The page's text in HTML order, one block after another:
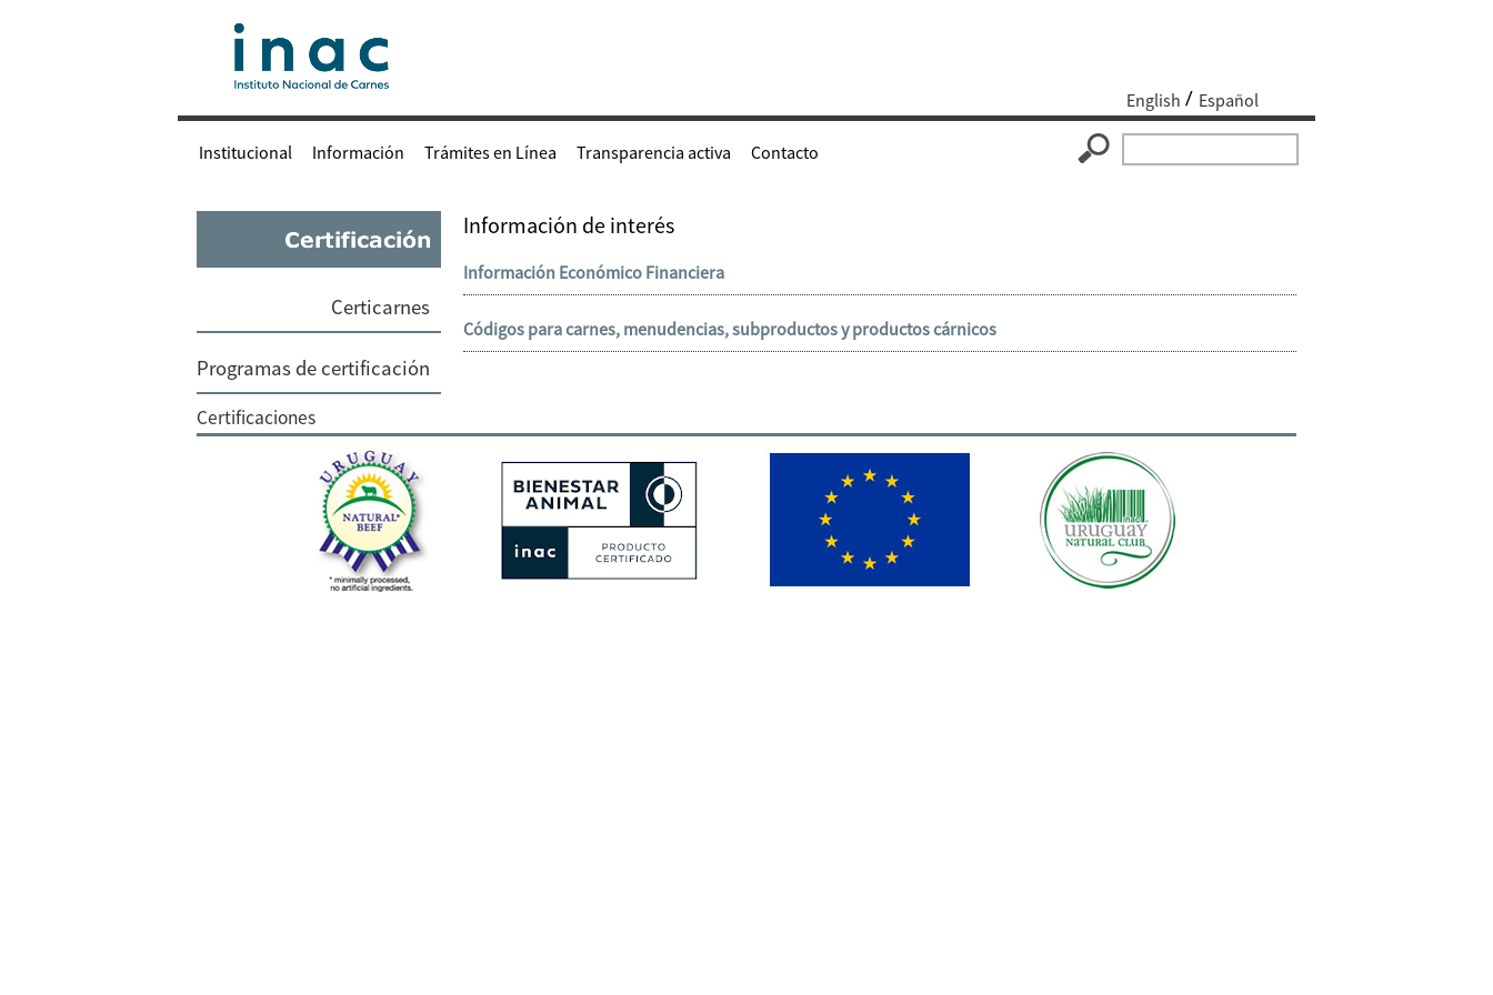
Institucional Información Trámites en Línea Transparencia activa Contacto
English Español
Certicarnes
Programas de certificación
Información de interés
Información Económico Financiera
Códigos para carnes, menudencias, subproductos y productos cárnicos
Certificaciones